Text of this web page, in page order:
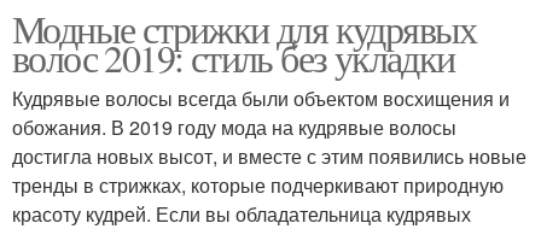
Модные стрижки для кудрявых
волос 2019: стиль без укладки
Кудрявые волосы всегда были объектом восхищения и
обожания. В 2019 году мода на кудрявые волосы
достигла новых высот, и вместе с этим появились новые
тренды в стрижках, которые подчеркивают природную
красоту кудрей. Если вы обладательница кудрявых